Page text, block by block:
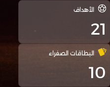
الأهداف
21
البطاقات الصفراء
10